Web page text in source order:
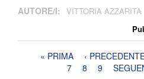
AUTORE/I: VITTORIA AZZARITA
Pagine« PRIMA ‹
7
8 9